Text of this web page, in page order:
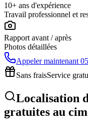
10+ ans d'expérience
Travail professionnel et
Rapport avant / après
Photos détaillées
Appeler maintenant
Sans fraisService
Localisation
gratuites au